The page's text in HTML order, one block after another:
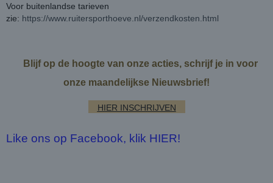
Voor buitenlandse tarieven
zie: https://www.ruitersporthoeve.nl/verzendkosten.html
Blijf op de hoogte van onze acties, schrijf je in voor
onze maandelijkse Nieuwsbrief!
HIER INSCHRIJVEN
Like ons op Facebook, klik HIER!